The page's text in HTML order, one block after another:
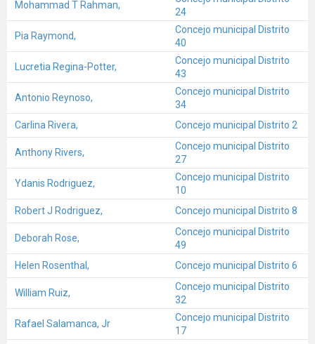
Mohammad T Rahman,
24
Pia Raymond,
Concejo municipal Distrito
40
Lucretia Regina-Potter,
Concejo municipal Distrito
43
Antonio Reynoso,
Concejo municipal Distrito
34
Carlina Rivera,
Concejo municipal Distrito 2
Anthony Rivers,
Concejo municipal Distrito
27
Ydanis Rodriguez,
Concejo municipal Distrito
10
Robert J Rodriguez,
Concejo municipal Distrito 8
Deborah Rose,
Concejo municipal Distrito
49
Helen Rosenthal,
Concejo municipal Distrito 6
William Ruiz,
Concejo municipal Distrito
32
Rafael Salamanca, Jr
Concejo municipal Distrito
17